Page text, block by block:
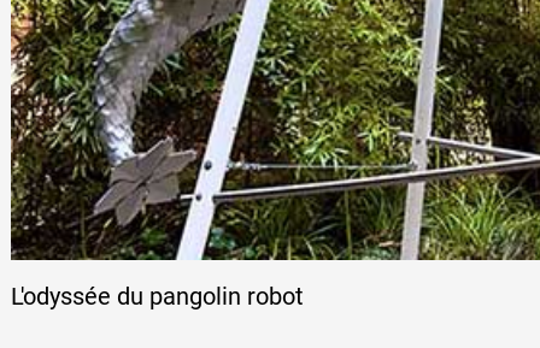
L'odyssée du pangolin robot